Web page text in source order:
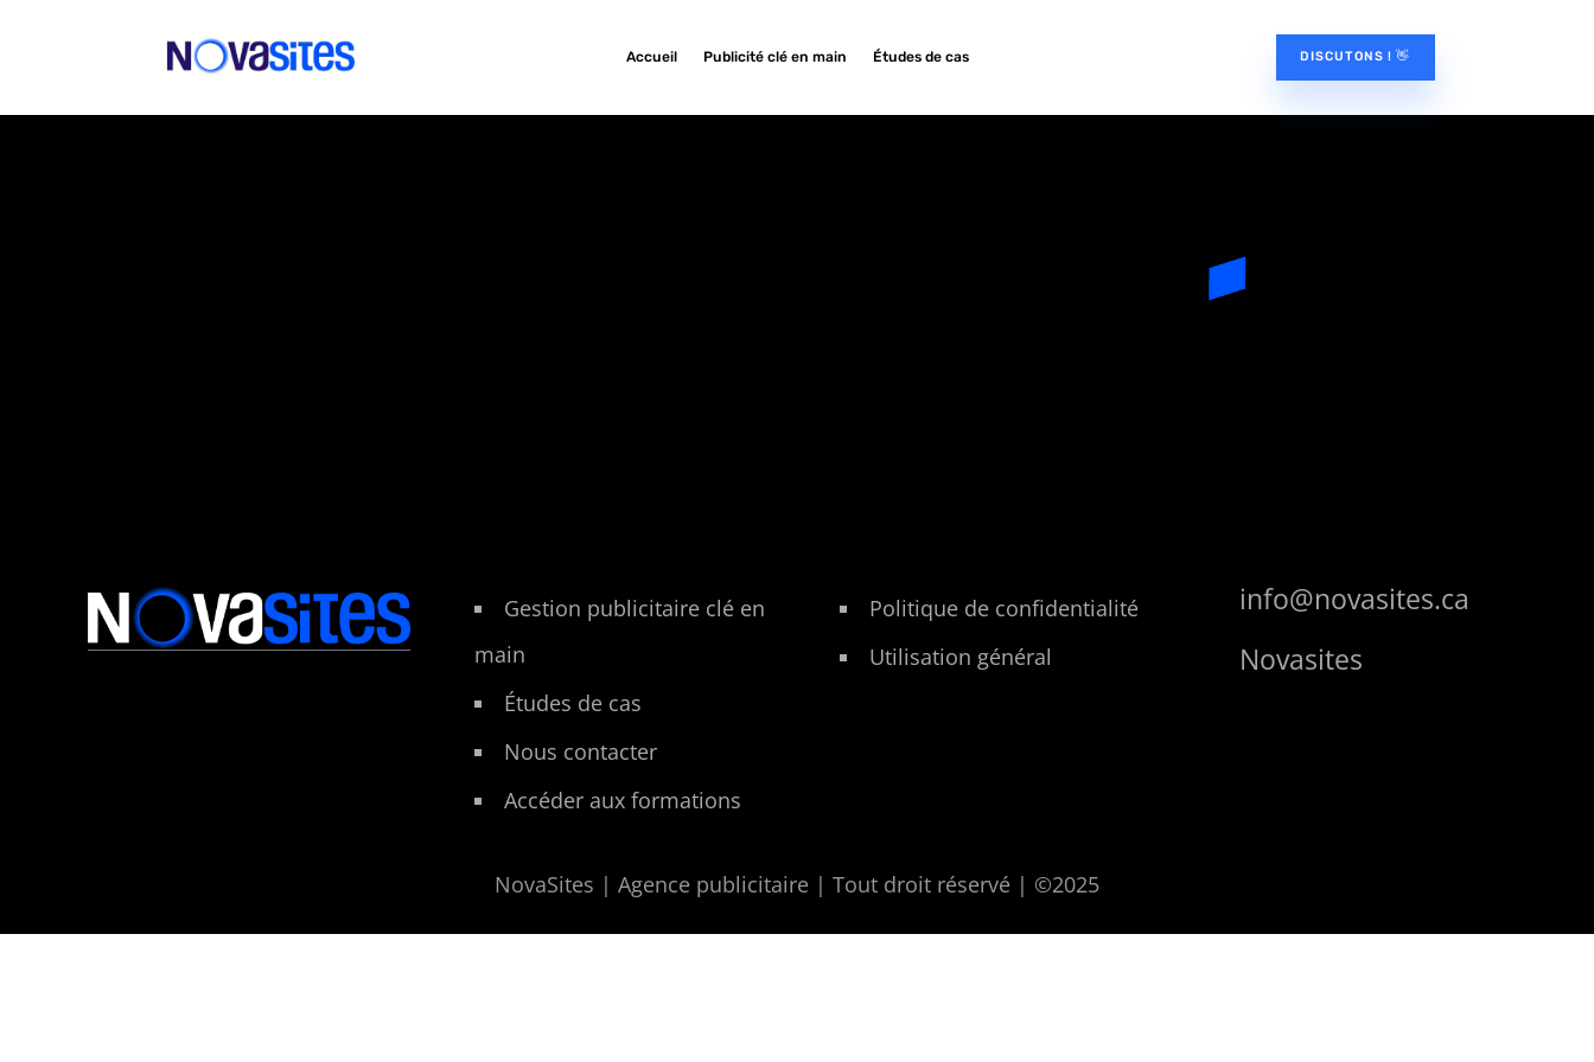
Accueil Publicité clé en main Études de cas DISCUTONS ! 👋
Gestion publicitaire clé en
main
Études de cas
Nous contacter
Accéder aux formations
Politique de confidentialité
Utilisation général
info@novasites.ca
Novasites
NovaSites | Agence publicitaire | Tout droit réservé | ©2025